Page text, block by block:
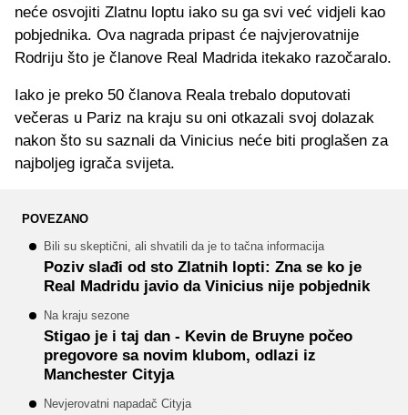
neće osvojiti Zlatnu loptu iako su ga svi već vidjeli kao
pobjednika. Ova nagrada pripast će najvjerovatnije
Rodriju što je članove Real Madrida itekako razočaralo.
Iako je preko 50 članova Reala trebalo doputovati
večeras u Pariz na kraju su oni otkazali svoj dolazak
nakon što su saznali da Vinicius neće biti proglašen za
najboljeg igrača svijeta.
POVEZANO
Bili su skeptični, ali shvatili da je to tačna informacija
Poziv slađi od sto Zlatnih lopti: Zna se ko je
Real Madridu javio da Vinicius nije pobjednik
Na kraju sezone
Stigao je i taj dan - Kevin de Bruyne počeo
pregovore sa novim klubom, odlazi iz
Manchester Cityja
Nevjerovatni napadač Cityja